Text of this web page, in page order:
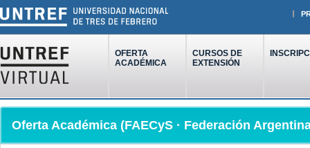
OFERTA
ACADÉMICA
CURSOS DE
EXTENSIÓN
Oferta Académica (FAECyS · Federación